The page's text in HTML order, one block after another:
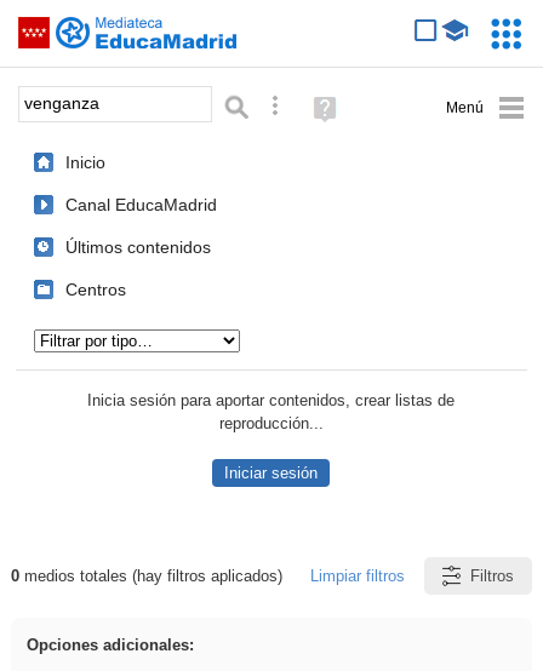
Saltar navegación
Palabra o frase: Búsqueda avanzada
Ayuda
(en
Inicio
Canal EducaMadrid
Últimos contenidos
Centros
Inicia sesión para aportar contenidos, crear listas de
reproducción...
Iniciar sesión
Resultados de: venganza
0medios totales (hay filtros aplicados) Limpiar filtros Filtros
Opciones adicionales: